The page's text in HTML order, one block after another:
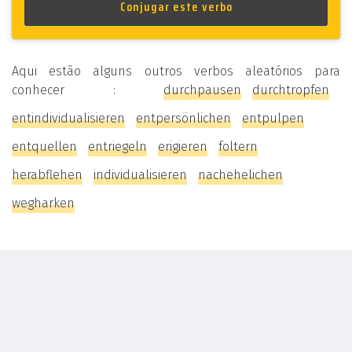
Aqui estão alguns outros verbos aleatórios para
conhecer : durchpausen
durchtropfen
entindividualisieren
entpersönlichen
entpulpen
entquellen
entriegeln erigieren
foltern
herabflehen
individualisieren
nachehelichen
wegharken